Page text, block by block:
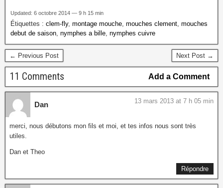
Updated: 6 octobre 2014 — 9 h 15 min
Étiquettes : clem-fly, montage mouche, mouches clement, mouches
debut de saison, nymphes a bille, nymphes cuivre
← Previous Post Next Post →
11 Comments Add a Comment
Dan 13 mars 2013 at 7 h 05 min
merci, nous débutons mon fils et moi, et tes infos nous sont très
utiles.
Dan et Theo
Répondre